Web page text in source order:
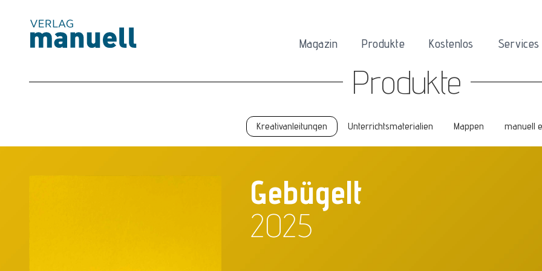
Magazin Produkte Kostenlos Services
Magazin
Services
Produkte
Kreativanleitungen Unterrichtsmaterialien Mappen manuell
Gebügelt
2025